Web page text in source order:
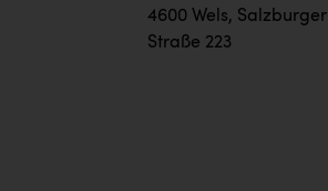
4600 Wels, Salzburger
Straße 223